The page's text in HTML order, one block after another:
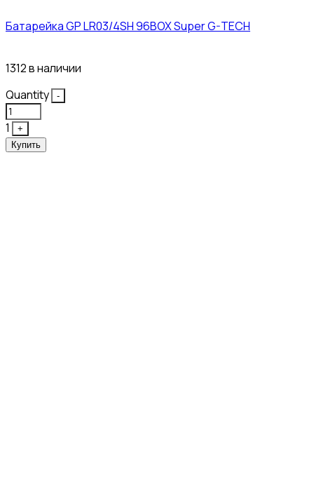
Батарейка GP LR03/4SH 96BOX Super G-TECH
1312 в наличии
Quantity
-
1
+
Купить